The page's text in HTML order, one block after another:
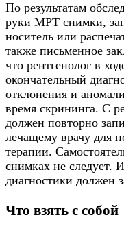
По результатам
руки МРТ снимки,
носитель или
также письменное
что рентгенолог в
окончательный
отклонения и
время скрининга. С
должен повторно
лечащему врачу для
терапии.
снимках не следует.
диагностики должен
Что взять с собой